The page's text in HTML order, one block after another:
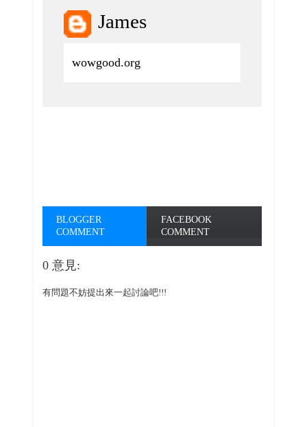
James
wowgood.org
BLOGGER
COMMENT
FACEBOOK
COMMENT
0 意見:
有問題不妨提出來一起討論吧!!!